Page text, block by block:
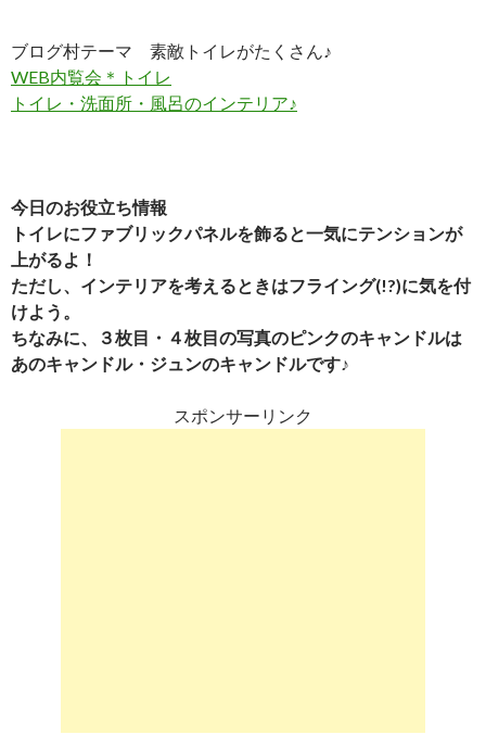
ブログ村テーマ 素敵トイレがたくさん♪
WEB内覧会＊トイレ
トイレ・洗面所・風呂のインテリア♪
今日のお役立ち情報
トイレにファブリックパネルを飾ると一気にテンションが
上がるよ！
ただし、インテリアを考えるときはフライング(!?)に気を付
けよう。
ちなみに、３枚目・４枚目の写真のピンクのキャンドルは
あのキャンドル・ジュンのキャンドルです♪
スポンサーリンク